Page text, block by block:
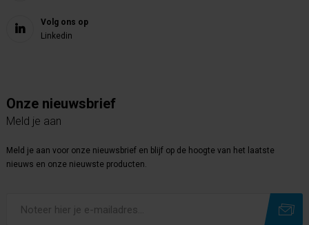
Volg ons op
Linkedin
Onze nieuwsbrief
Meld je aan
Meld je aan voor onze nieuwsbrief en blijf op de hoogte van het laatste
nieuws en onze nieuwste producten.